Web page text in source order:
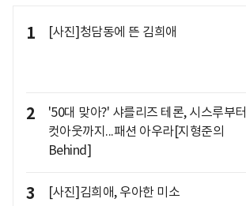
1 [사진]청담동에 뜬 김희애
2
'50대 맞아?' 샤를리즈 테론, 시스루부터
컷아웃까지...패션 아우라[지형준의
Behind]
3 [사진]김희애, 우아한 미소